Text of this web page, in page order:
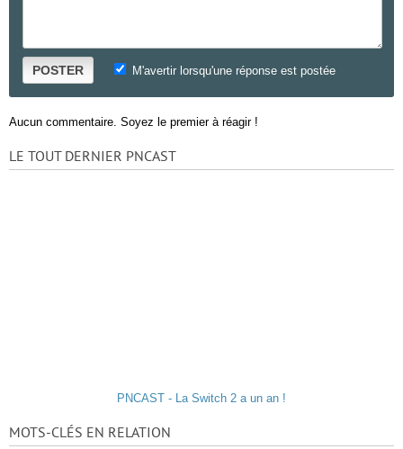
POSTER M'avertir lorsqu'une réponse est postée
Aucun commentaire. Soyez le premier à réagir !
LE TOUT DERNIER PNCAST
PNCAST - La Switch 2 a un an !
MOTS-CLÉS EN RELATION